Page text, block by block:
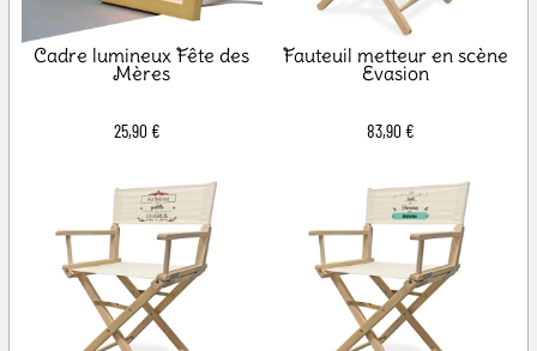
Cadre lumineux Fête des
Mères
25,90 €
Fauteuil metteur en scène
Evasion
83,90 €